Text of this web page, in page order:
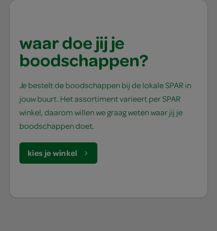
waar doe jij je
boodschappen?
Je bestelt de boodschappen bij de lokale SPAR in
jouw buurt. Het assortiment varieert per SPAR
winkel, daarom willen we graag weten waar jij je
boodschappen doet.
kies je winkel